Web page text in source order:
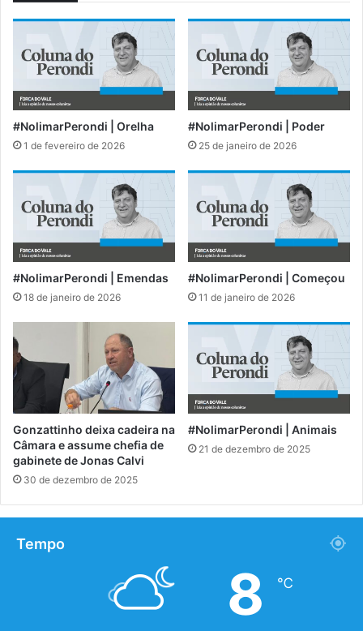
#NolimarPerondi | Orelha
1 de fevereiro de 2026
#NolimarPerondi | Poder
25 de janeiro de 2026
#NolimarPerondi | Emendas
18 de janeiro de 2026
#NolimarPerondi | Começou
11 de janeiro de 2026
Gonzattinho deixa cadeira na
Câmara e assume chefia de
gabinete de Jonas Calvi
30 de dezembro de 2025
#NolimarPerondi | Animais
21 de dezembro de 2025
Tempo
8 ℃